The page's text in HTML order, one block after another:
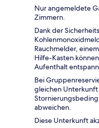
Nur angemeldete
Zimmern.
Dank der
Rauchmelder,
Hilfe-Kasten
Aufenthalt
Bei
gleichen
abweichen.
Diese Unterkunft